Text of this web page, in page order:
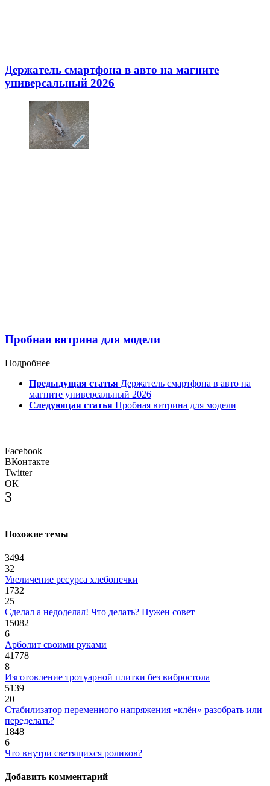
Держатель смартфона в авто на магните
универсальный 2026
Пробная витрина для модели
Подробнее
Предыдущая статья Держатель смартфона в авто на
магните универсальный 2026
Следующая статья Пробная витрина для модели
Facebook
ВКонтакте
Twitter
ОК
3
Похожие темы
3494
32
Увеличение ресурса хлебопечки
1732
25
Сделал а недоделал! Что делать? Нужен совет
15082
6
Арболит своими руками
41778
8
Изготовление тротуарной плитки без вибростола
5139
20
Стабилизатор переменного напряжения «клён» разобрать или
переделать?
1848
6
Что внутри светящихся роликов?
Добавить комментарий